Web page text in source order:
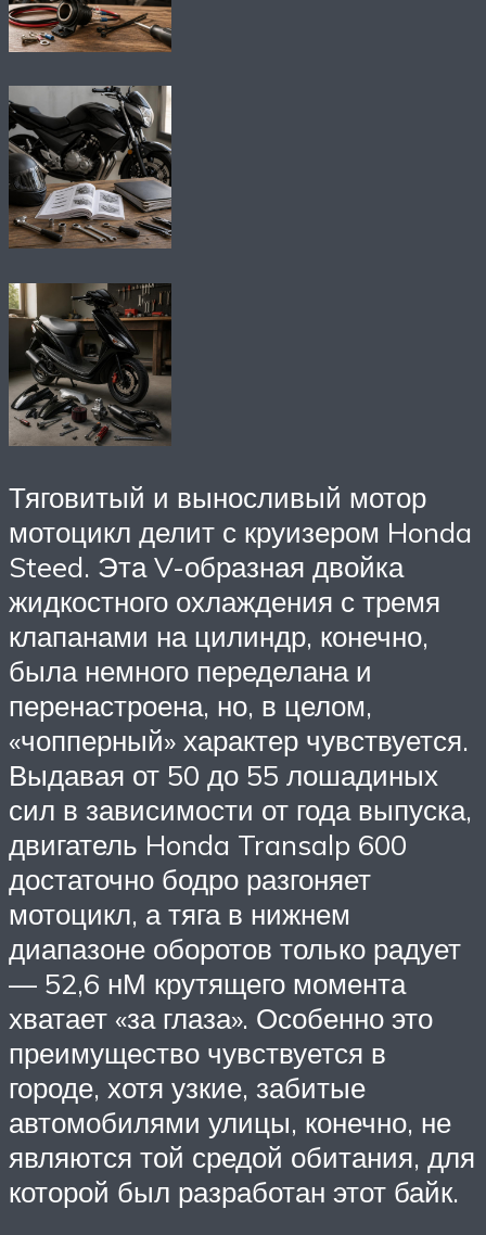
Тяговитый и выносливый мотор
мотоцикл делит с круизером Honda
Steed. Эта V-образная двойка
жидкостного охлаждения с тремя
клапанами на цилиндр, конечно,
была немного переделана и
перенастроена, но, в целом,
«чопперный» характер чувствуется.
Выдавая от 50 до 55 лошадиных
сил в зависимости от года выпуска,
двигатель Honda Transalp 600
достаточно бодро разгоняет
мотоцикл, а тяга в нижнем
диапазоне оборотов только радует
— 52,6 нМ крутящего момента
хватает «за глаза». Особенно это
преимущество чувствуется в
городе, хотя узкие, забитые
автомобилями улицы, конечно, не
являются той средой обитания, для
которой был разработан этот байк.